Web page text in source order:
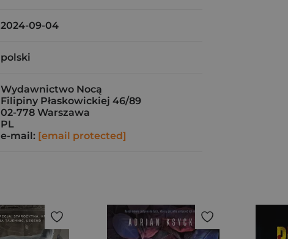
2024-09-04
polski
Wydawnictwo Nocą
Filipiny Płaskowickiej 46/89
02-778 Warszawa
PL
e-mail: [email protected]